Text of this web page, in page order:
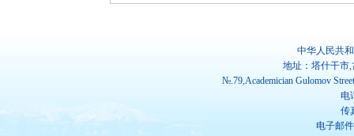
中华人民共
地址：塔什干市
№.79,Academician Gulomov
电
传
电子邮件